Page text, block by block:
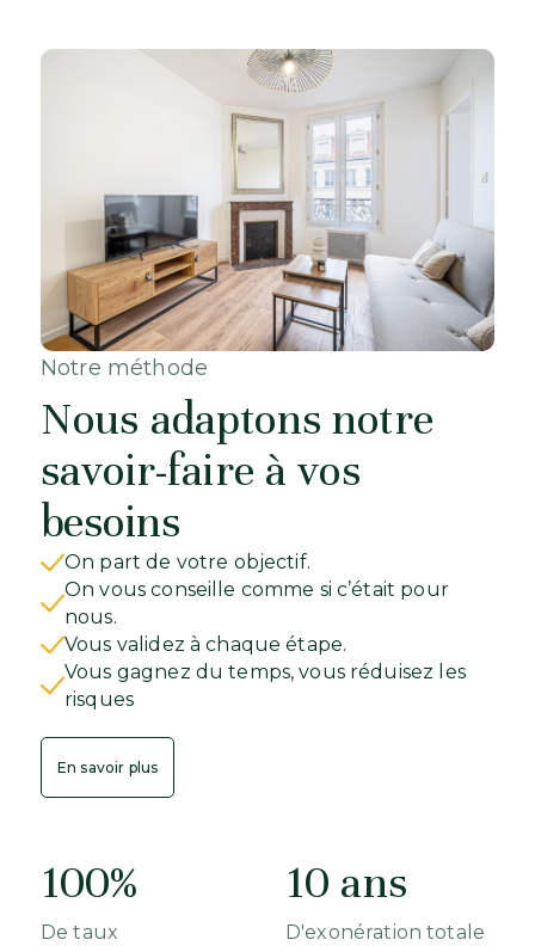
Notre méthode
Nous adaptons notre
savoir-faire à vos
besoins
On part de votre objectif.
On vous conseille comme si c’était pour
nous.
Vous validez à chaque étape.
Vous gagnez du temps, vous réduisez les
risques
En savoir plus
100%
De taux
10 ans
D'exonération totale